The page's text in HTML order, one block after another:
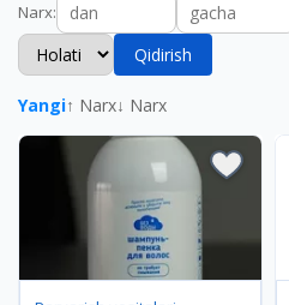
Narx:
Qidirish
Yangi↑ Narx↓ Narx